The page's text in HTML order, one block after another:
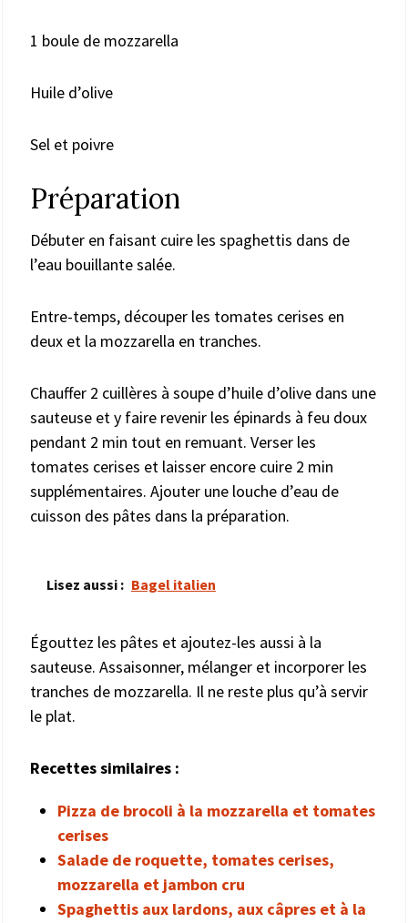
1 boule de mozzarella
Huile d’olive
Sel et poivre
Préparation
Débuter en faisant cuire les spaghettis dans de
l’eau bouillante salée.
Entre-temps, découper les tomates cerises en
deux et la mozzarella en tranches.
Chauffer 2 cuillères à soupe d’huile d’olive dans une
sauteuse et y faire revenir les épinards à feu doux
pendant 2 min tout en remuant. Verser les
tomates cerises et laisser encore cuire 2 min
supplémentaires. Ajouter une louche d’eau de
cuisson des pâtes dans la préparation.
Lisez aussi : Bagel italien
Égouttez les pâtes et ajoutez-les aussi à la
sauteuse. Assaisonner, mélanger et incorporer les
tranches de mozzarella. Il ne reste plus qu’à servir
le plat.
Recettes similaires :
Pizza de brocoli à la mozzarella et tomates
cerises
Salade de roquette, tomates cerises,
mozzarella et jambon cru
Spaghettis aux lardons, aux câpres et à la